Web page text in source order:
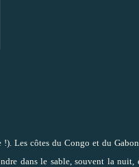
Les côtes du Congo et du
dans le sable, souvent la nuit,